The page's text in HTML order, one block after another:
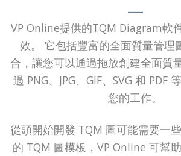
VP Online提供的TQM Diagram軟
效。 它包括豐富的全面質量管理
合，讓您可以通過拖放創建全面質
過 PNG、JPG、GIF、SVG 和 PDF
您的工作。
從頭開始開發 TQM 圖可能需要一
的 TQM 圖模板，VP Online 可幫